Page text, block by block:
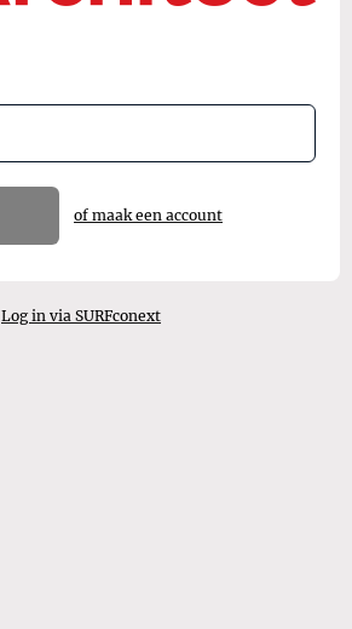
of maak een account
Log in via SURFconext